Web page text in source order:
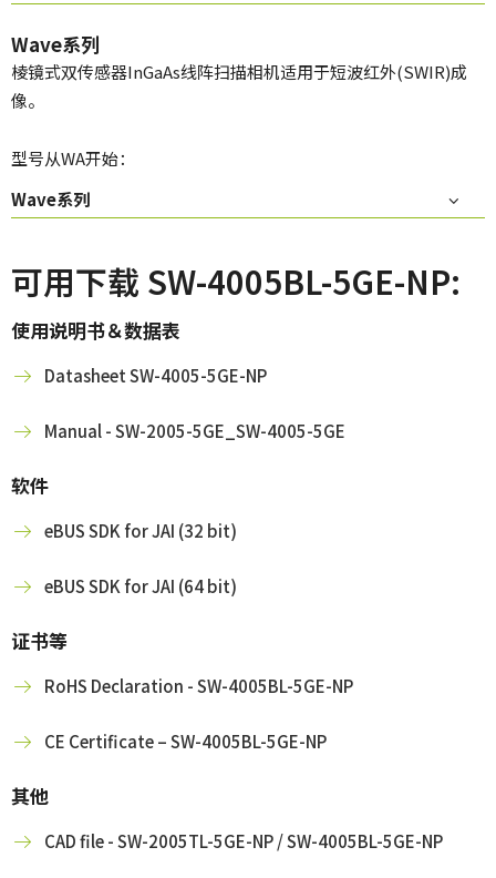
Wave系列
棱镜式双传感器InGaAs线阵扫描相机适用于短波红外(SWIR)成
像。
型号从WA开始：
Wave系列
可用下载 SW-4005BL-5GE-NP:
使用说明书＆数据表
Datasheet SW-4005-5GE-NP
Manual - SW-2005-5GE_SW-4005-5GE
软件
eBUS SDK for JAI (32 bit)
eBUS SDK for JAI (64 bit)
证书等
RoHS Declaration - SW-4005BL-5GE-NP
CE Certificate – SW-4005BL-5GE-NP
其他
CAD file - SW-2005TL-5GE-NP / SW-4005BL-5GE-NP